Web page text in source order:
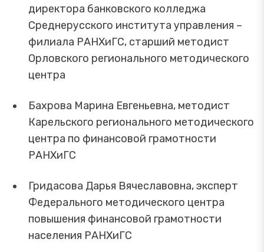
директора банковского колледжа
Среднерусского института управления –
филиала РАНХиГС, старший методист
Орловского регионального методического
центра
Бахрова Марина Евгеньевна, методист
Карельского регионального методического
центра по финансовой грамотности
РАНХиГС
Гридасова Дарья Вячеславовна, эксперт
Федерального методического центра
повышения финансовой грамотности
населения РАНХиГС